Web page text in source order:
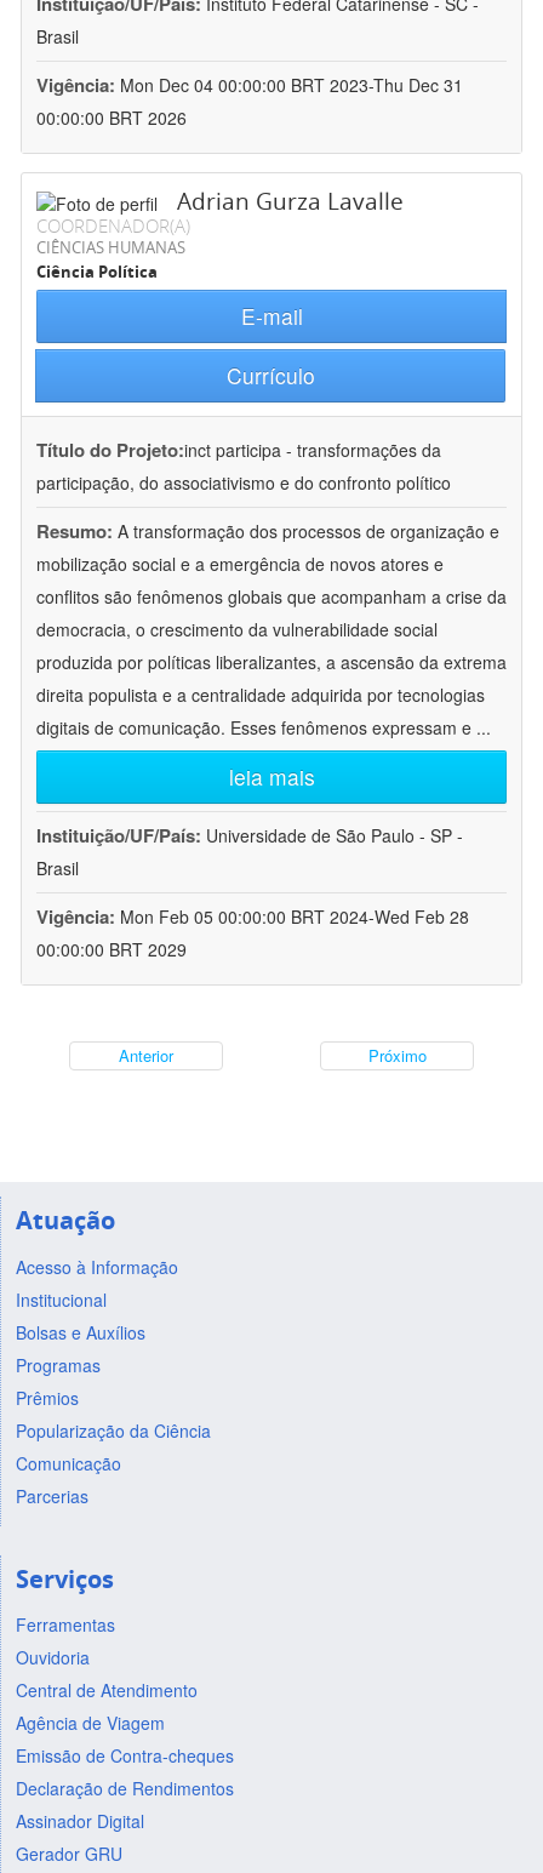
Brasil
Vigência: Mon Dec 04 00:00:00 BRT 2023-Thu Dec 31
00:00:00 BRT 2026
Adrian Gurza Lavalle
COORDENADOR(A)
CIÊNCIAS HUMANAS
Ciência Política
E-mail
Currículo
Título do Projeto:inct participa - transformações da
participação, do associativismo e do confronto político
Resumo: A transformação dos processos de organização e
mobilização social e a emergência de novos atores e
conflitos são fenômenos globais que acompanham a crise da
democracia, o crescimento da vulnerabilidade social
produzida por políticas liberalizantes, a ascensão da extrema
direita populista e a centralidade adquirida por tecnologias
digitais de comunicação. Esses fenômenos expressam e ...
leia mais
Instituição/UF/País: Universidade de São Paulo - SP -
Brasil
Vigência: Mon Feb 05 00:00:00 BRT 2024-Wed Feb 28
00:00:00 BRT 2029
Anterior Próximo
Atuação
Acesso à Informação
Institucional
Bolsas e Auxílios
Programas
Prêmios
Popularização da Ciência
Comunicação
Parcerias
Serviços
Ferramentas
Ouvidoria
Central de Atendimento
Agência de Viagem
Emissão de Contra-cheques
Declaração de Rendimentos
Assinador Digital
Gerador GRU